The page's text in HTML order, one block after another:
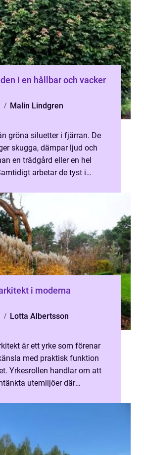
Malin Lindgren
gröna siluetter i fjärran. De
skugga, dämpar ljud och
en trädgård eller en hel
arbetar de tyst i
i moderna
Lotta Albertsson
är ett yrke som förenar
med praktisk funktion
Yrkesrollen handlar om att
utemiljöer där